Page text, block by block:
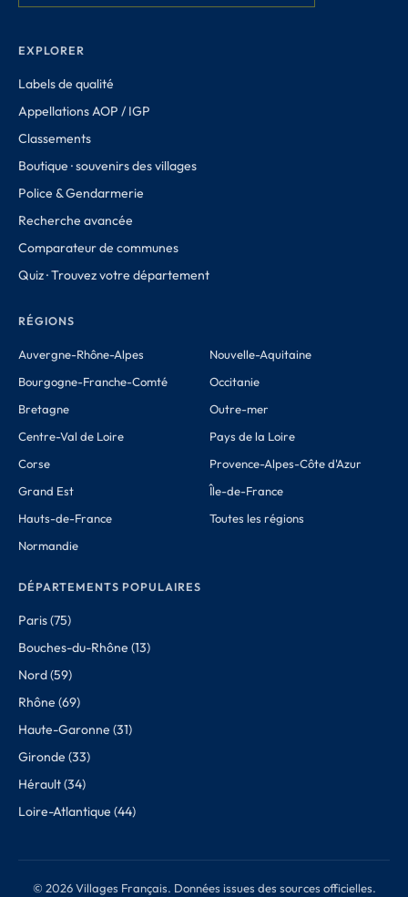
EXPLORER
Labels de qualité
Appellations AOP / IGP
Classements
Boutique · souvenirs des villages
Police & Gendarmerie
Recherche avancée
Comparateur de communes
Quiz · Trouvez votre département
RÉGIONS
Auvergne-Rhône-Alpes
Bourgogne-Franche-Comté
Bretagne
Centre-Val de Loire
Corse
Grand Est
Hauts-de-France
Normandie
Nouvelle-Aquitaine
Occitanie
Outre-mer
Pays de la Loire
Provence-Alpes-Côte d'Azur
Île-de-France
Toutes les régions
DÉPARTEMENTS POPULAIRES
Paris (75)
Bouches-du-Rhône (13)
Nord (59)
Rhône (69)
Haute-Garonne (31)
Gironde (33)
Hérault (34)
Loire-Atlantique (44)
© 2026 Villages Français. Données issues des sources officielles.